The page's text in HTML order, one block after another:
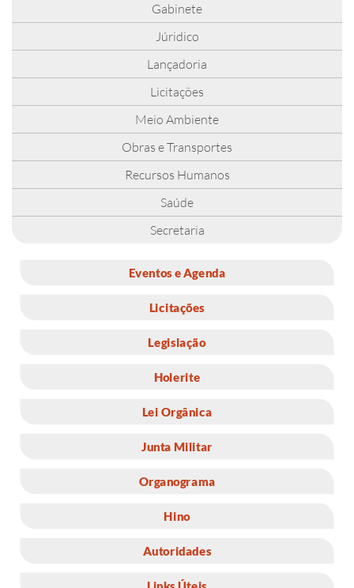
Gabinete
Júridico
Lançadoria
Licitações
Meio Ambiente
Obras e Transportes
Recursos Humanos
Saúde
Secretaria
Eventos e Agenda
Licitações
Legislação
Holerite
Lei Orgânica
Junta Militar
Organograma
Hino
Autoridades